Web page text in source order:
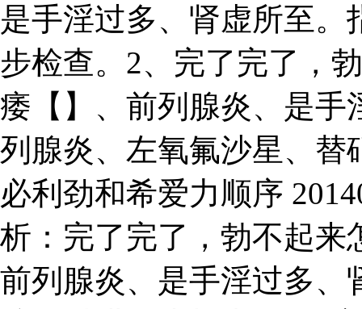
是手淫过多、肾虚所至。
步检查。2、完了完了，
痿【】、前列腺炎、是手
列腺炎、左氧氟沙星、替
必利劲和希爱力顺序
析：完了完了，勃不起来
前列腺炎、是手淫过多、